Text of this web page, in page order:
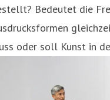
Bedeutet die
oder soll Kunst in